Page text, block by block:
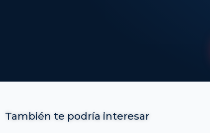
También te podría interesar